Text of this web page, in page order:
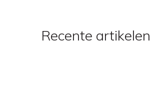
Recente artikelen